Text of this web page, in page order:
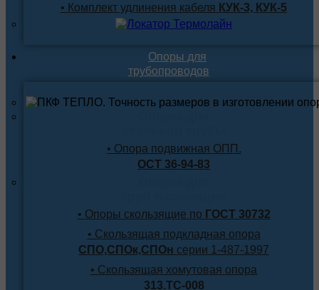
• Комплект удлинения кабеля КУК-3, КУК-5
Опоры для
трубопроводов
• Опора подвижная ОПП.
ОСТ 36-94-83
• Опоры скользящие по ГОСТ 30732
• Скользящая подкладная опора
СПО,СПОк,СПОн серии 1-487-1997
• Скользящая хомутовая опора
313.ТС-008